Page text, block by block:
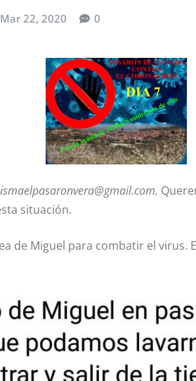
Mar 22, 2020 0
situación.
de Miguel para combatir el virus.